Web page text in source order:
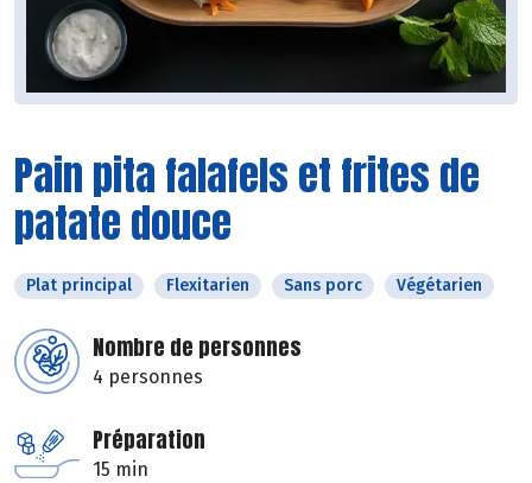
Pain pita falafels et frites de
patate douce
Plat principal Flexitarien Sans porc Végétarien
Nombre de personnes
4 personnes
Préparation
15 min